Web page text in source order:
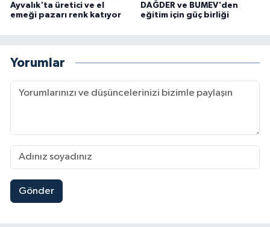
Ayvalık'ta üretici ve el
emeği pazarı renk katıyor
DAĞDER ve BUMEV'den
eğitim için güç birliği
Yorumlar
Gönder